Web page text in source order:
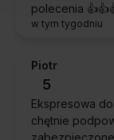
polecenia
w tym tygodniu
Piotr
5
Ekspresowa
chętnie